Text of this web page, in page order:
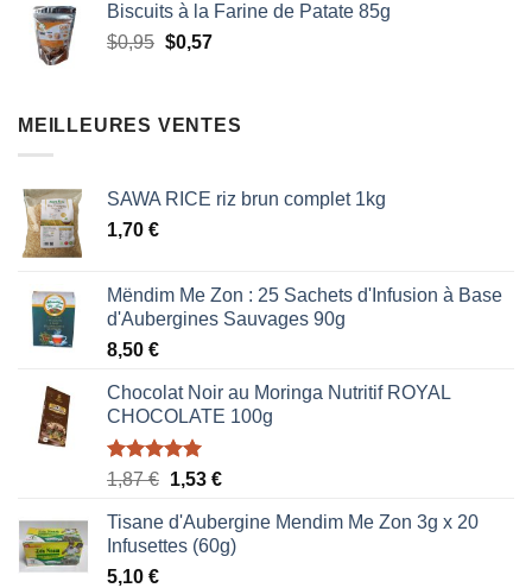
était :
$0,95.
est :
$0,57.
Biscuits à la Farine de Patate 85g
$0,95 Le
était :
$0,57Le
est :
MEILLEURES VENTES
SAWA RICE riz brun complet 1kg
1,70 €
Mëndim Me Zon : 25 Sachets d'Infusion à Base
d'Aubergines Sauvages 90g
8,50 €
Chocolat Noir au Moringa Nutritif ROYAL
CHOCOLATE 100g
Note5.00
1,87€ Le
initial
était :
1,53 €Le
actuel
est :
Tisane d'Aubergine Mendim Me Zon 3g x 20
Infusettes (60g)
5,10 €